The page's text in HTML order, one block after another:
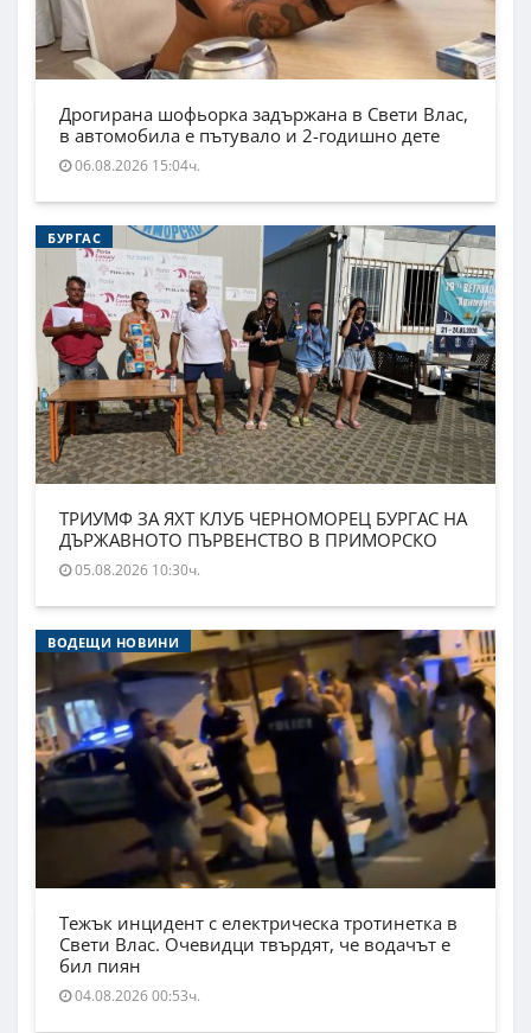
Дрогирана шофьорка задържана в Свети Влас,
в автомобила е пътувало и 2-годишно дете
06.08.2026 15:04ч.
БУРГАС
ТРИУМФ ЗА ЯХТ КЛУБ ЧЕРНОМОРЕЦ БУРГАС НА
ДЪРЖАВНОТО ПЪРВЕНСТВО В ПРИМОРСКО
05.08.2026 10:30ч.
ВОДЕЩИ НОВИНИ
Тежък инцидент с електрическа тротинетка в
Свети Влас. Очевидци твърдят, че водачът е
бил пиян
04.08.2026 00:53ч.